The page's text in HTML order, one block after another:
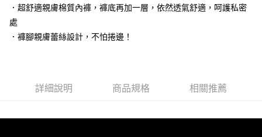
【注意事項】
1.本服務係由「台灣大哥大股份有限公司」（以下簡稱本公司）所提供，讓
用戶於交易時，得透過本服務購買商品或服務，並由商店將買賣／分期付款
買賣價金債權讓與本公司後，依約使用本公司帳單繳交帳款。
3.完整用戶服務條款，請詳閱以下連結：https://oppay.tw/userRule
付款後7-11取貨
每筆NT$100，滿NT$999(含以上)免運費
．超舒適親膚棉質內褲，褲底再加一層，依然透氣舒適，呵護私密
處
．褲腳親膚蕾絲設計，不怕捲邊！
詳細說明 商品規格 相關推薦